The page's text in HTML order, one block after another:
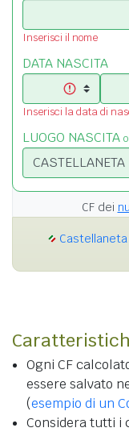
Inserisci il nome
DATA NASCITA
Inserisci la data di
LUOGO NASCITA
CF dei
Castellaneta
Ogni CF
essere salvato
(esempio di un
Considera tutti i